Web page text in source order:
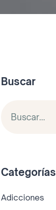
Buscar
Categorías
Adicciones